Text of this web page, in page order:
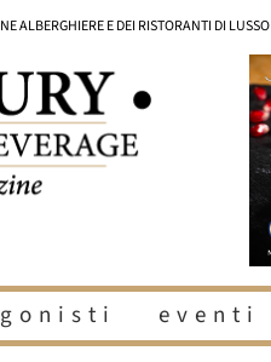
ALBERGHIERE E DEI RISTORANTI DI LUSSO
eventi